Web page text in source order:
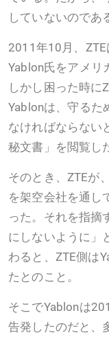
していないのであ
2011年10月、
Yablon氏をアメリ
しかし困った時に
Yablonは、守るた
なければならない
秘文書」を閲覧し
そのとき、ZTEが
を架空会社を通し
った。それを指摘
にしないように」
わると、ZTE側は
たとのこと。
そこでYablonは
告発したのだと、